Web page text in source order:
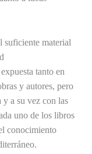
suficiente material
tanto en
y autores, pero
y a su vez con las
uno de los libros
conocimiento